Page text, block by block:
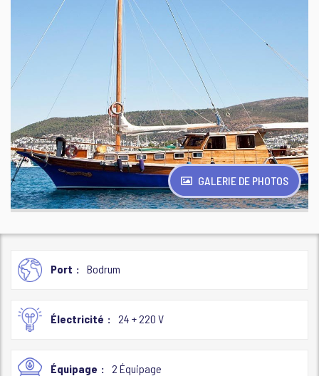
GALERIE DE PHOTOS
Port Bodrum
Électricité 24 + 220 V
Équipage 2 Équipage